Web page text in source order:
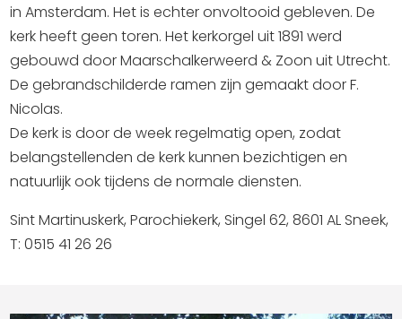
in Amsterdam. Het is echter onvoltooid gebleven. De
kerk heeft geen toren. Het kerkorgel uit 1891 werd
gebouwd door Maarschalkerweerd & Zoon uit Utrecht.
De gebrandschilderde ramen zijn gemaakt door F.
Nicolas.
De kerk is door de week regelmatig open, zodat
belangstellenden de kerk kunnen bezichtigen en
natuurlijk ook tijdens de normale diensten.
Sint Martinuskerk, Parochiekerk, Singel 62, 8601 AL Sneek,
T: 0515 41 26 26